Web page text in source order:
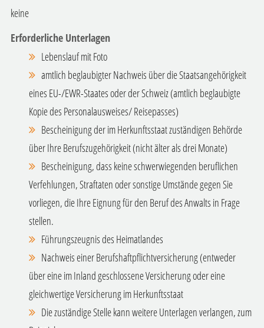
keine
Erforderliche Unterlagen
Lebenslauf mit Foto
amtlich beglaubigter Nachweis über die Staatsangehörigkeit
eines EU-/EWR-Staates oder der Schweiz (amtlich beglaubigte
Kopie des Personalausweises/ Reisepasses)
Bescheinigung der im Herkunftsstaat zuständigen Behörde
über Ihre Berufszugehörigkeit (nicht älter als drei Monate)
Bescheinigung, dass keine schwerwiegenden beruflichen
Verfehlungen, Straftaten oder sonstigeUmstände gegen Sie
vorliegen, die Ihre Eignung für den Beruf des Anwalts in Frage
stellen.
Führungszeugnis des Heimatlandes
Nachweis einer Berufshaftpflichtversicherung (entweder
über eine im Inland geschlossene Versicherung oder eine
gleichwertige Versicherung im Herkunftsstaat
Die zuständige Stelle kann weitere Unterlagen verlangen, zum